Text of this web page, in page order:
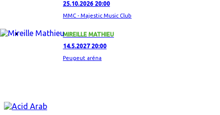
25.10.2026 20:00
MMC - Majestic Music Club
MIREILLE MATHIEU
14.5.2027 20:00
Peugeut aréna